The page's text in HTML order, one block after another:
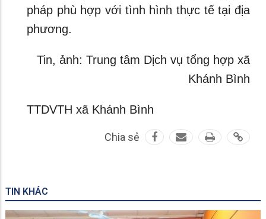
pháp phù hợp với tình hình thực tế tại địa
phương.
Tin, ảnh: Trung tâm Dịch vụ tổng hợp xã
Khánh Bình
TTDVTH xã Khánh Bình
Chia sẻ
TIN KHÁC